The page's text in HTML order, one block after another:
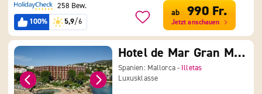
258 Bew.
100%
5,9/6
ab 990 Fr.
Jetzt anschauen
Hotel de Mar Gran Melia
Spanien: Mallorca - Illetas
Luxusklasse